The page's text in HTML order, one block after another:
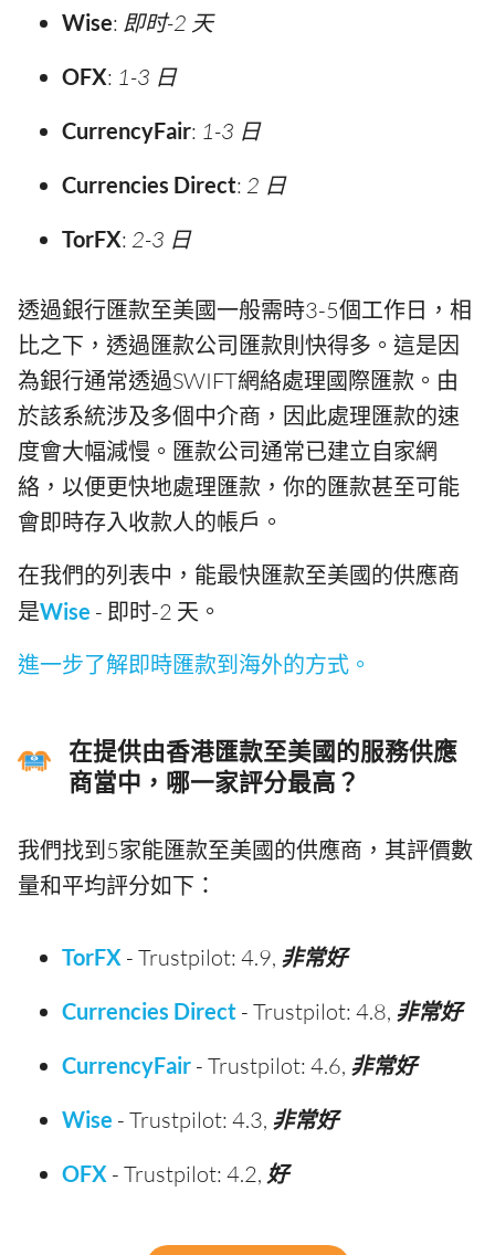
Wise: 即时-2 天
OFX: 1-3 日
CurrencyFair: 1-3 日
Currencies Direct: 2 日
TorFX: 2-3 日
透過銀行匯款至美國一般需時3-5個工作日，相
比之下，透過匯款公司匯款則快得多。這是因
為銀行通常透過SWIFT網絡處理國際匯款。由
於該系統涉及多個中介商，因此處理匯款的速
度會大幅減慢。匯款公司通常已建立自家網
絡，以便更快地處理匯款，你的匯款甚至可能
會即時存入收款人的帳戶。
在我們的列表中，能最快匯款至美國的供應商
是Wise - 即时-2 天。
進一步了解即時匯款到海外的方式。
在提供由香港匯款至美國的服務供應
商當中，哪一家評分最高？
我們找到5家能匯款至美國的供應商，其評價數
量和平均評分如下：
TorFX - Trustpilot: 4.9, 非常好
Currencies Direct - Trustpilot: 4.8, 非常好
CurrencyFair - Trustpilot: 4.6, 非常好
Wise - Trustpilot: 4.3, 非常好
OFX - Trustpilot: 4.2, 好